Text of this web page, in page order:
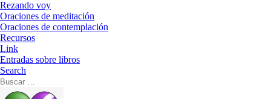
Rezando voy
Oraciones de meditación
Oraciones de contemplación
Recursos
Link
Entradas sobre libros
Search
Buscar